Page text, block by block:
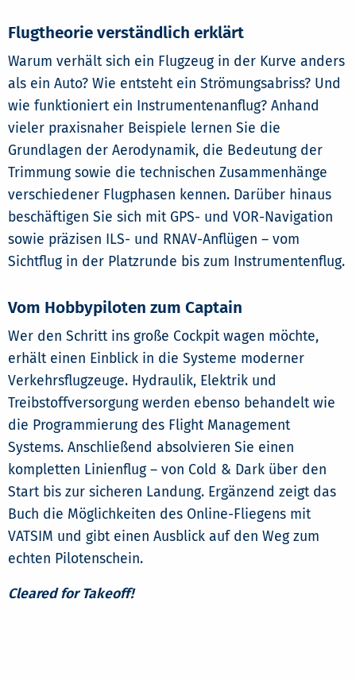
Flugtheorie verständlich erklärt
Warum verhält sich ein Flugzeug in der Kurve anders
als ein Auto? Wie entsteht ein Strömungsabriss? Und
wie funktioniert ein Instrumentenanflug? Anhand
vieler praxisnaher Beispiele lernen Sie die
Grundlagen der Aerodynamik, die Bedeutung der
Trimmung sowie die technischen Zusammenhänge
verschiedener Flugphasen kennen. Darüber hinaus
beschäftigen Sie sich mit GPS- und VOR-Navigation
sowie präzisen ILS- und RNAV-Anflügen – vom
Sichtflug in der Platzrunde bis zum Instrumentenflug.
Vom Hobbypiloten zum Captain
Wer den Schritt ins große Cockpit wagen möchte,
erhält einen Einblick in die Systeme moderner
Verkehrsflugzeuge. Hydraulik, Elektrik und
Treibstoffversorgung werden ebenso behandelt wie
die Programmierung des Flight Management
Systems. Anschließend absolvieren Sie einen
kompletten Linienflug – von Cold & Dark über den
Start bis zur sicheren Landung. Ergänzend zeigt das
Buch die Möglichkeiten des Online-Fliegens mit
VATSIM und gibt einen Ausblick auf den Weg zum
echten Pilotenschein.
Cleared for Takeoff!